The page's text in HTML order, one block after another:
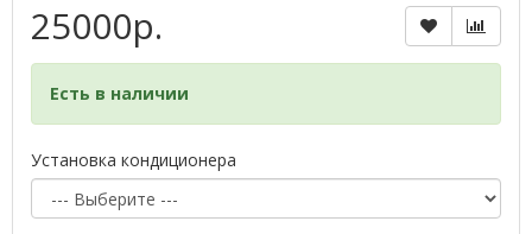
25000р.
Есть в наличии
Установка кондиционера